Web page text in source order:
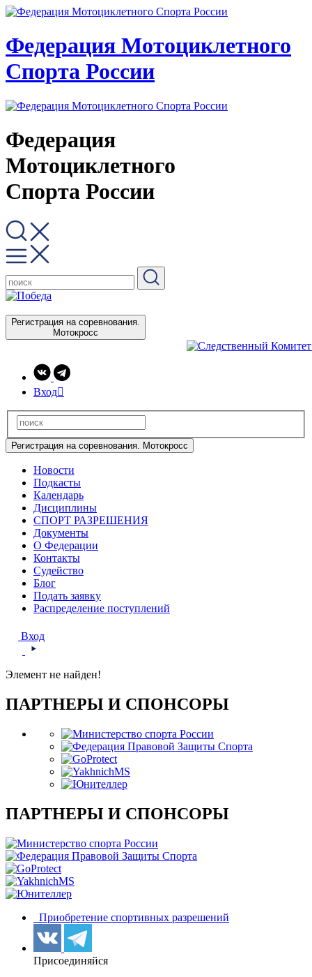
Федерация Мотоциклетного
Спорта России
Федерация
Мотоциклетного
Спорта России
Регистрация на соревнования.
Мотокросс
Вход
Регистрация на соревнования. Мотокросс
Новости
Подкасты
Календарь
Дисциплины
СПОРТ РАЗРЕШЕНИЯ
Документы
О Федерации
Контакты
Судейство
Блог
Подать заявку
Распределение поступлений
Вход
Элемент не найден!
ПАРТНЕРЫ И СПОНСОРЫ
ПАРТНЕРЫ И СПОНСОРЫ
Приобретение спортивных разрешений
Присоединяйся